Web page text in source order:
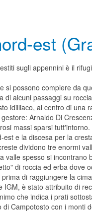
est
sugli appennini è il
si possono compiere da
di alcuni passaggi su
idilliaco, al centro di
Arnaldo Di
massi sparsi tutt'intorno.
est e la discesa per la
dividono tre enormi
spesso si
di roccia ed erba
di raggiungere la
è stato attribuito di
che indica i prati
Campotosto con i monti